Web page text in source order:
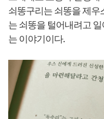
쇠똥구리는 쇠똥을 제우
는 쇠똥을 털어내려고
는 이야기이다.